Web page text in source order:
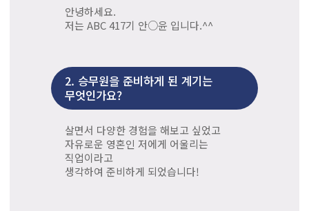
안녕하세요.
저는 ABC 417기 안○윤 입니다.^^
2. 승무원을 준비하게 된 계기는
무엇인가요?
살면서 다양한 경험을 해보고 싶었고
자유로운 영혼인 저에게 어울리는
직업이라고
생각하여 준비하게 되었습니다!